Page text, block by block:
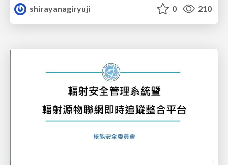
shirayanagiryuji
0 210